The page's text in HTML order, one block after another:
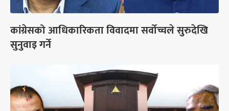
कांग्रेसको आधिकारिकता विवादमा सर्वोच्चले सुरुदेखि
सुनुवाइ गर्ने